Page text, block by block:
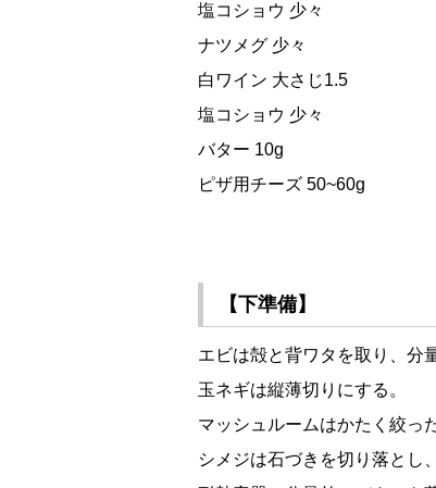
塩コショウ 少々
ナツメグ 少々
白ワイン 大さじ1.5
塩コショウ 少々
バター 10g
ピザ用チーズ 50~60g
【下準備】
エビは殻と背ワタを取り、分
玉ネギは縦薄切りにする。
マッシュルームはかたく絞っ
シメジは石づきを切り落とし